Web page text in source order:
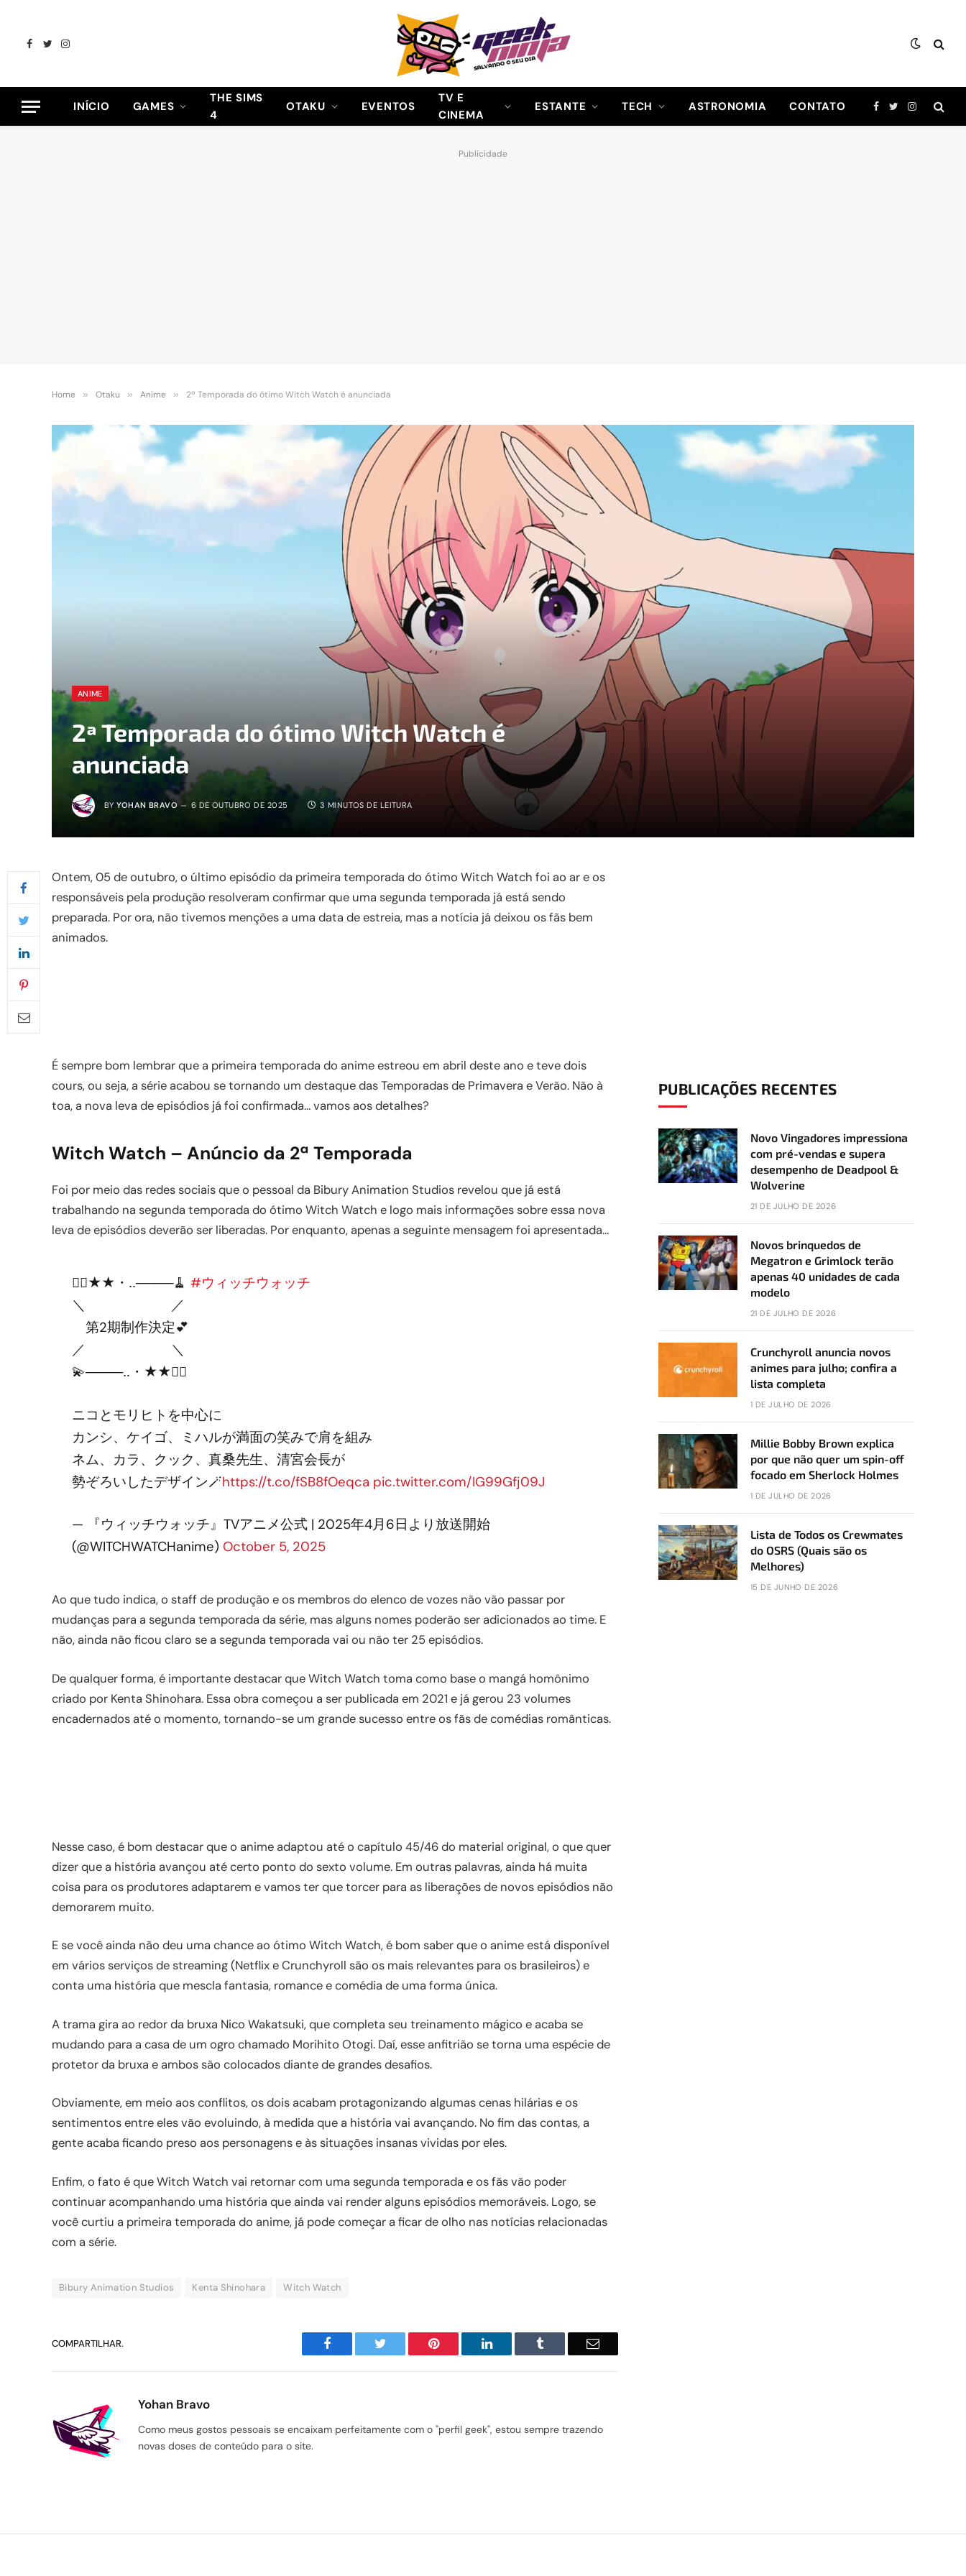
Facebook
TwitterInstagram
INÍCIO GAMES
THE SIMS
4
OTAKU EVENTOS
TV E
CINEMA
ESTANTE TECH ASTRONOMIA CONTATO Facebook
TwitterInstagram
Publicidade
Home » Otaku » Anime » 2ª Temporada do ótimo Witch Watch é anunciada
ANIME
2ª Temporada do ótimo Witch Watch é
anunciada
BY YOHAN BRAVO 6 DE OUTUBRO DE 2025 3 MINUTOS DE LEITURA
Ontem, 05 de outubro, o último episódio da primeira temporada do ótimo Witch Watch foi ao ar e os
responsáveis pela produção resolveram confirmar que uma segunda temporada já está sendo
preparada. Por ora, não tivemos menções a uma data de estreia, mas a notícia já deixou os fãs bem
animados.
É sempre bom lembrar que a primeira temporada do anime estreou em abril deste ano e teve dois
cours, ou seja, a série acabou se tornando um destaque das Temporadas de Primavera e Verão. Não à
toa, a nova leva de episódios já foi confirmada… vamos aos detalhes?
Witch Watch – Anúncio da 2ª Temporada
Foi por meio das redes sociais que o pessoal da Bibury Animation Studios revelou que já está
trabalhando na segunda temporada do ótimo Witch Watch e logo mais informações sobre essa nova
leva de episódios deverão ser liberadas. Por enquanto, apenas a seguinte mensagem foi apresentada…
🧙‍♀️★★・‥────🧹 #ウィッチウォッチ
＼ ／
第2期制作決定💕
／ ＼
💫────‥・★★🧙‍♀️
ニコとモリヒトを中心に
カンシ、ケイゴ、ミハルが満面の笑みで肩を組み
ネム、カラ、クック、真桑先生、清宮会長が
勢ぞろいしたデザイン🪄https://t.co/fSB8fOeqca pic.twitter.com/IG99Gfj09J
— 『ウィッチウォッチ』TVアニメ公式 | 2025年4月6日より放送開始
(@WITCHWATCHanime) October 5, 2025
Ao que tudo indica, o staff de produção e os membros do elenco de vozes não vão passar por
mudanças para a segunda temporada da série, mas alguns nomes poderão ser adicionados ao time. E
não, ainda não ficou claro se a segunda temporada vai ou não ter 25 episódios.
De qualquer forma, é importante destacar que Witch Watch toma como base o mangá homônimo
criado por Kenta Shinohara. Essa obra começou a ser publicada em 2021 e já gerou 23 volumes
encadernados até o momento, tornando-se um grande sucesso entre os fãs de comédias românticas.
Nesse caso, é bom destacar que o anime adaptou até o capítulo 45/46 do material original, o que quer
dizer que a história avançou até certo ponto do sexto volume. Em outras palavras, ainda há muita
coisa para os produtores adaptarem e vamos ter que torcer para as liberações de novos episódios não
demorarem muito.
E se você ainda não deu uma chance ao ótimo Witch Watch, é bom saber que o anime está disponível
em vários serviços de streaming (Netflix e Crunchyroll são os mais relevantes para os brasileiros) e
conta uma história que mescla fantasia, romance e comédia de uma forma única.
A trama gira ao redor da bruxa Nico Wakatsuki, que completa seu treinamento mágico e acaba se
mudando para a casa de um ogro chamado Morihito Otogi. Daí, esse anfitrião se torna uma espécie de
protetor da bruxa e ambos são colocados diante de grandes desafios.
Obviamente, em meio aos conflitos, os dois acabam protagonizando algumas cenas hilárias e os
sentimentos entre eles vão evoluindo, à medida que a história vai avançando. No fim das contas, a
gente acaba ficando preso aos personagens e às situações insanas vividas por eles.
Enfim, o fato é que Witch Watch vai retornar com uma segunda temporada e os fãs vão poder
continuar acompanhando uma história que ainda vai render alguns episódios memoráveis. Logo, se
você curtiu a primeira temporada do anime, já pode começar a ficar de olho nas notícias relacionadas
com a série.
Bibury Animation Studios Kenta Shinohara Witch Watch
COMPARTILHAR. Facebook Twitter Pinterest LinkedIn Tumblr Email
Yohan Bravo
Como meus gostos pessoais se encaixam perfeitamente com o "perfil geek", estou sempre trazendo
novas doses de conteúdo para o site.
PUBLICAÇÕES RECENTES
Novo Vingadores impressiona
com pré-vendas e supera
desempenho de Deadpool &
Wolverine
21 DE JULHO DE 2026
Novos brinquedos de
Megatron e Grimlock terão
apenas 40 unidades de cada
modelo
21 DE JULHO DE 2026
Crunchyroll anuncia novos
animes para julho; confira a
lista completa
1 DE JULHO DE 2026
Millie Bobby Brown explica
por que não quer um spin-off
focado em Sherlock Holmes
1 DE JULHO DE 2026
Lista de Todos os Crewmates
do OSRS (Quais são os
Melhores)
15 DE JUNHO DE 2026